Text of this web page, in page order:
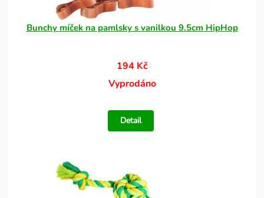
Bunchy míček na pamlsky s vanilkou 9.5cm HipHop
194 Kč
Vyprodáno
Detail